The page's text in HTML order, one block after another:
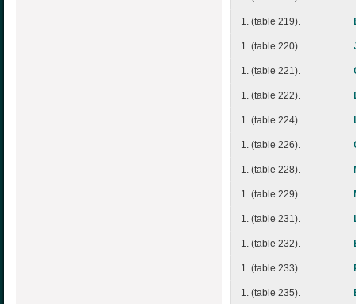
1. (table 219).
1. (table 220).
1. (table 221).
1. (table 222).
1. (table 224).
1. (table 226).
1. (table 228).
1. (table 229).
1. (table 231).
1. (table 232).
1. (table 233).
1. (table 235).